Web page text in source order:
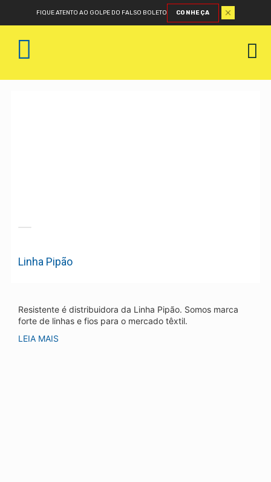
FIQUE ATENTO AO GOLPE DO FALSO BOLETO CONHEÇA
Linha Pipão
Resistente é distribuidora da Linha Pipão. Somos marca
forte de linhas e fios para o mercado têxtil.
LEIA MAIS